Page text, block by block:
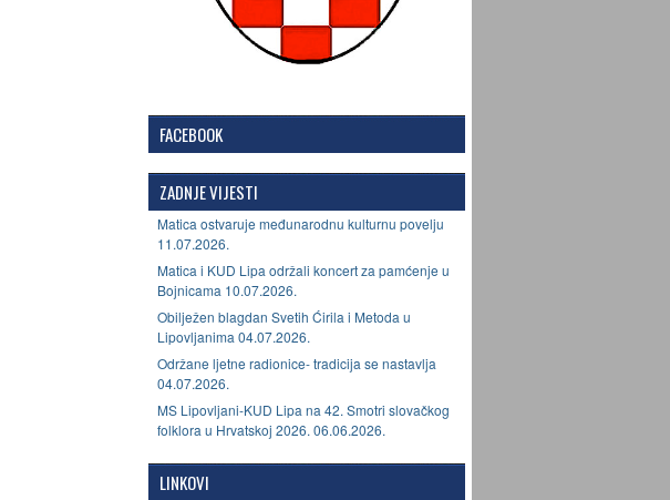
FACEBOOK
ZADNJE VIJESTI
Matica ostvaruje međunarodnu kulturnu povelju
11.07.2026.
Matica i KUD Lipa održali koncert za pamćenje u
Bojnicama 10.07.2026.
Obilježen blagdan Svetih Ćirila i Metoda u
Lipovljanima 04.07.2026.
Održane ljetne radionice- tradicija se nastavlja
04.07.2026.
MS Lipovljani-KUD Lipa na 42. Smotri slovačkog
folklora u Hrvatskoj 2026. 06.06.2026.
LINKOVI